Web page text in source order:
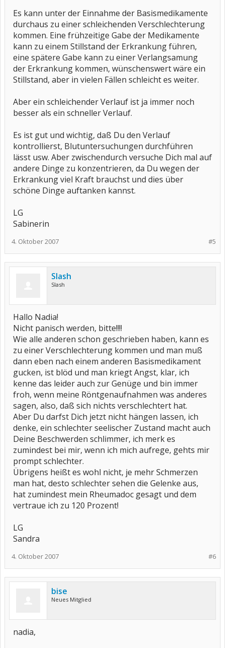
Es kann unter der Einnahme der Basismedikamente
durchaus zu einer schleichenden Verschlechterung
kommen. Eine frühzeitige Gabe der Medikamente
kann zu einem Stillstand der Erkrankung führen,
eine spätere Gabe kann zu einer Verlangsamung
der Erkrankung kommen, wünschenswert wäre ein
Stillstand, aber in vielen Fällen schleicht es weiter.
Aber ein schleichender Verlauf ist ja immer noch
besser als ein schneller Verlauf.
Es ist gut und wichtig, daß Du den Verlauf
kontrollierst, Blutuntersuchungen durchführen
lässt usw. Aber zwischendurch versuche Dich mal auf
andere Dinge zu konzentrieren, da Du wegen der
Erkrankung viel Kraft brauchst und dies über
schöne Dinge auftanken kannst.
LG
Sabinerin
#5
4. Oktober 2007
Slash
Slash
Hallo Nadia!
Nicht panisch werden, bitte!!!!
Wie alle anderen schon geschrieben haben, kann es
zu einer Verschlechterung kommen und man muß
dann eben nach einem anderen Basismedikament
gucken, ist blöd und man kriegt Angst, klar, ich
kenne das leider auch zur Genüge und bin immer
froh, wenn meine Röntgenaufnahmen was anderes
sagen, also, daß sich nichts verschlechtert hat.
Aber Du darfst Dich jetzt nicht hängen lassen, ich
denke, ein schlechter seelischer Zustand macht auch
Deine Beschwerden schlimmer, ich merk es
zumindest bei mir, wenn ich mich aufrege, gehts mir
prompt schlechter.
Übrigens heißt es wohl nicht, je mehr Schmerzen
man hat, desto schlechter sehen die Gelenke aus,
hat zumindest mein Rheumadoc gesagt und dem
vertraue ich zu 120 Prozent!
LG
Sandra
#6
4. Oktober 2007
bise
Neues Mitglied
nadia,